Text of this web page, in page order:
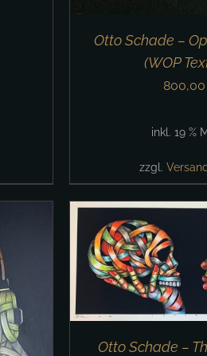
Otto Schade –
(WOP
800,00
inkl. 19 %
zzgl.
Otto Schade –